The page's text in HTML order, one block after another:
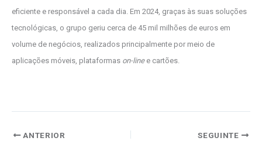
eficiente e responsável a cada dia. Em 2024, graças às suas soluções
tecnológicas, o grupo geriu cerca de 45 mil milhões de euros em
volume de negócios, realizados principalmente por meio de
aplicações móveis, plataformas on-linee cartões.
ANTERIOR SEGUINTE